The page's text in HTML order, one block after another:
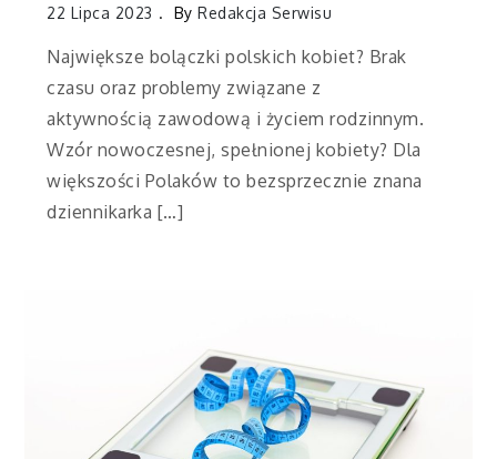
22 Lipca 2023 ByRedakcja Serwisu
Największe bolączki polskich kobiet? Brak
czasu oraz problemy związane z
aktywnością zawodową i życiem rodzinnym.
Wzór nowoczesnej, spełnionej kobiety? Dla
większości Polaków to bezsprzecznie znana
dziennikarka […]